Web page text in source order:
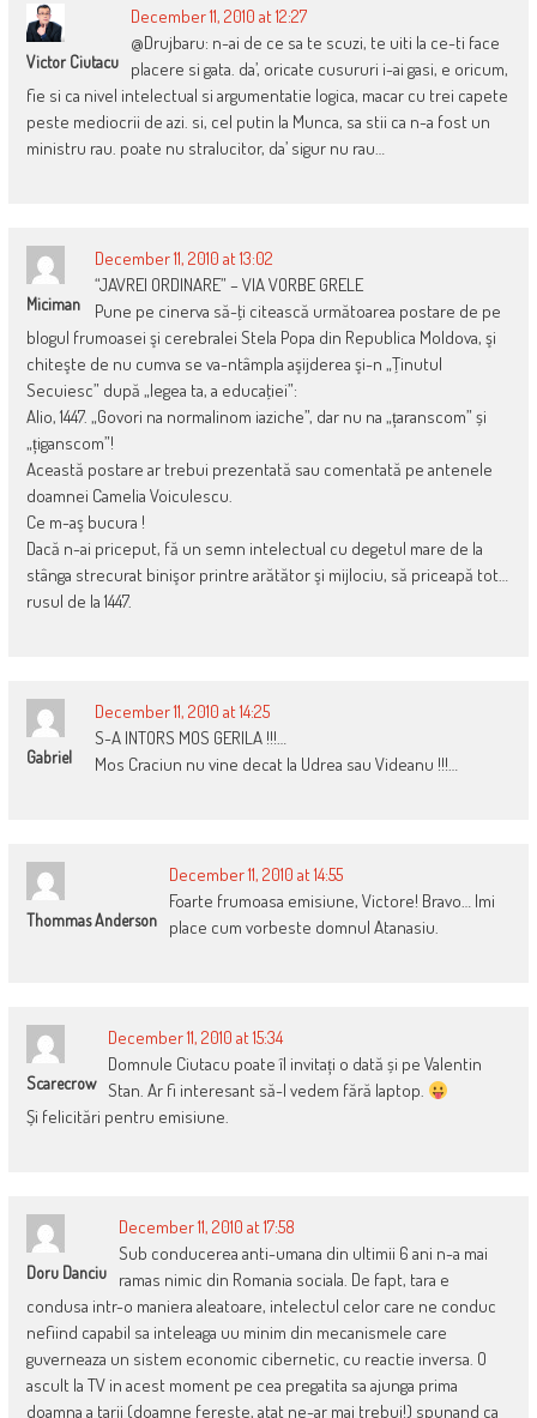
Victor Ciutacu
December 11, 2010 at 12:27
@Drujbaru: n-ai de ce sa te scuzi, te uiti la ce-ti face
placere si gata. da’, oricate cusururi i-ai gasi, e oricum,
fie si ca nivel intelectual si argumentatie logica, macar cu trei capete
peste mediocrii de azi. si, cel putin la Munca, sa stii ca n-a fost un
ministru rau. poate nu stralucitor, da’ sigur nu rau…
Miciman
December 11, 2010 at 13:02
“JAVREI ORDINARE” – VIA VORBE GRELE
Pune pe cinerva să-ţi citească următoarea postare de pe
blogul frumoasei şi cerebralei Stela Popa din Republica Moldova, şi
chiteşte de nu cumva se va-ntâmpla aşijderea şi-n „Ţinutul
Secuiesc” după „legea ta, a educaţiei”:
Alio, 1447. „Govori na normalinom iaziche”, dar nu na „țaranscom” și
„țiganscom”!
Această postare ar trebui prezentată sau comentată pe antenele
doamnei Camelia Voiculescu.
Ce m-aş bucura !
Dacă n-ai priceput, fă un semn intelectual cu degetul mare de la
stânga strecurat binişor printre arătător şi mijlociu, să priceapă tot…
rusul de la 1447.
Gabriel
December 11, 2010 at 14:25
S-A INTORS MOS GERILA !!!…
Mos Craciun nu vine decat la Udrea sau Videanu !!!…
Thommas Anderson
December 11, 2010 at 14:55
Foarte frumoasa emisiune, Victore! Bravo… Imi
place cum vorbeste domnul Atanasiu.
Scarecrow
December 11, 2010 at 15:34
Domnule Ciutacu poate îl invitați o dată și pe Valentin
Stan. Ar fi interesant să-l vedem fără laptop.
Și felicitări pentru emisiune.
Doru Danciu
December 11, 2010 at 17:58
Sub conducerea anti-umana din ultimii 6 ani n-a mai
ramas nimic din Romania sociala. De fapt, tara e
condusa intr-o maniera aleatoare, intelectul celor care ne conduc
nefiind capabil sa inteleaga uu minim din mecanismele care
guverneaza un sistem economic cibernetic, cu reactie inversa. O
ascult la TV in acest moment pe cea pregatita sa ajunga prima
doamna a tarii (doamne fereste, atat ne-ar mai trebui!) spunand ca